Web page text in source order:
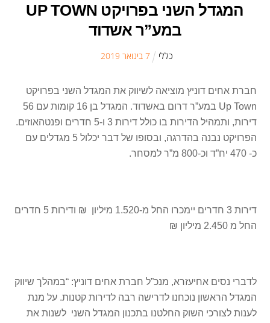
המגדל השני בפרויקט UP TOWN
במע”ר אשדוד
כללי 7בינואר 2019
חברת אחים דוניץ מוציאה לשיווק את המגדל השני בפרויקט
Up Town במע”ר דרום באשדוד. המגדל בן 16 קומות עם 56
דירות, ותמהיל הדירות בו כולל דירות 3 ו-5 חדרים ופנטהאוזים.
הפרויקט נבנה בהדרגה, ובסופו של דבר יכלול 5 מגדלים עם
כ- 470 יח”ד וכ-800 מ”ר למסחר.
דירות 3 חדרים יימכרו החל מ-1.520 מיליון ₪ ודירות 5 חדרים
החל מ 2.450 מיליון ₪
לדברי נסים אחיעזרא, מנכ”ל חברת אחים דוניץ: “במהלך שיווק
המגדל הראשון נוכחנו לדרישה רבה לדירות קטנות. על מנת
לענות לצורכי השוק החלטנו בתכנון המגדל השני לשנות את